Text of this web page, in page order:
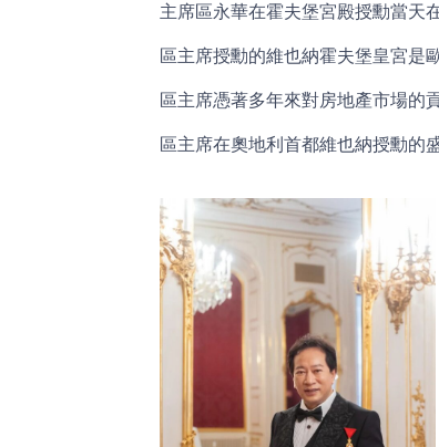
主席區永華在霍夫堡宮殿授勳當天
區主席授勳的維也納霍夫堡皇宮是
區主席憑著多年來對房地產市場的
區主席在奧地利首都維也納授勳的